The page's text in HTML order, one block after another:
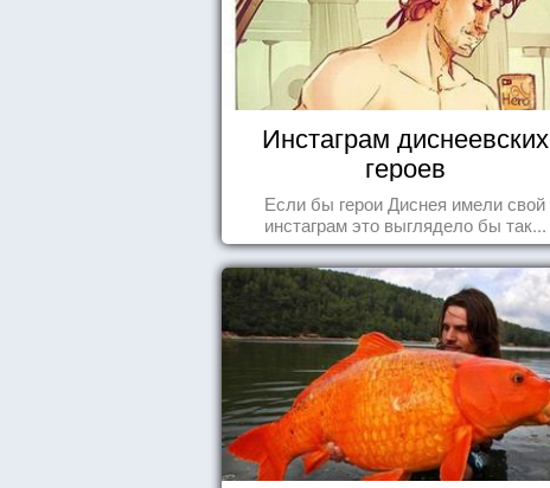
Инстаграм диснеевских
героев
Если бы герои Диснея имели свой
инстаграм это выглядело бы так...